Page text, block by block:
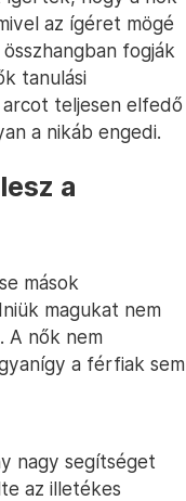
az ígéret mögé
fogják
tanulási
teljesen elfedő
a nikáb engedi.
a
mások
magukat nem
A nők nem
a férfiak sem
nagy segítséget
az illetékes